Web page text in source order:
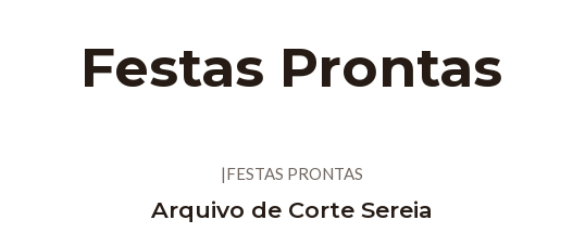
Festas Prontas
|FESTAS PRONTAS
Arquivo de Corte Sereia